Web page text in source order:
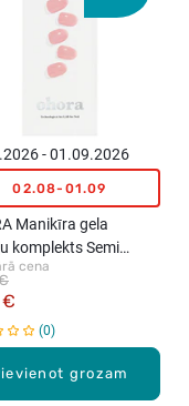
grozam
- 01.09.2026
02.08-01.09
Manikīra gela
komplekts Semi
Nail Strips (N Tint
30 uzlīmes
cena
€
0